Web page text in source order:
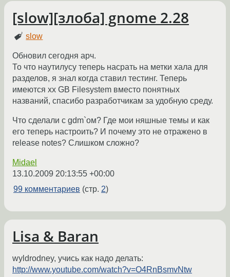
[slow][злоба] gnome 2.28
slow
Обновил сегодня арч.
То что наутилусу теперь насрать на метки хала для
разделов, я знал когда ставил тестинг. Теперь
имеются xx GB Filesystem вместо понятных
названий, спасибо разработчикам за удобную среду.
Что сделали с gdm`ом? Где мои няшные темы и как
его теперь настроить? И почему это не отражено в
release notes? Слишком сложно?
Midael
13.10.2009 20:13:55 +00:00
99 комментариев (стр. 2)
Lisa & Baran
wyldrodney, учись как надо делать:
http://www.youtube.com/watch?v=O4RnBsmvNtw